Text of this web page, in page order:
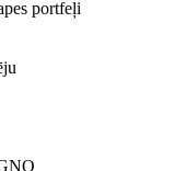
portfeļi